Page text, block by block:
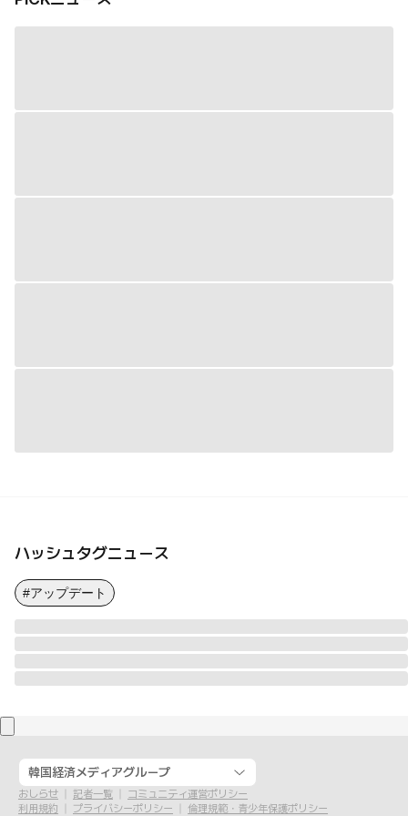
ハッシュタグニュース
#アップデート
韓国経済メディアグループ
おしらせ 記者一覧
コミュニティ運営ポリシー
利用規約
プライバシーポリシー 倫理規範・青少年保護ポリシー